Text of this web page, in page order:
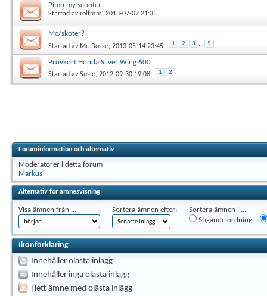
Pimp my scooter
Startad avrolfmm, 2013-07-02 21:35
Mc/skoter?
Startad av Mc-Bosse, 2013-05-14 23:45 1 2 3 ... 5
Provkört Honda Silver Wing 600
Startad avSusie, 2012-09-30 19:08 1 2
Foruminformation och alternativ
Moderatorer i detta forum
Markus
Alternativ för ämnesvisning
Visa ämnen från ... Sortera ämnen efter:
Sortera ämnen i ...
Stigande ordning
Ikonförklaring
Innehåller olästa inlägg
Innehåller inga olästa inlägg
Hett ämne med olästa inlägg